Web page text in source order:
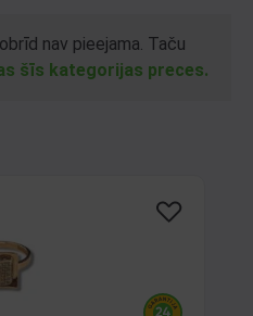
nav pieejama. Taču
šīs kategorijas preces.